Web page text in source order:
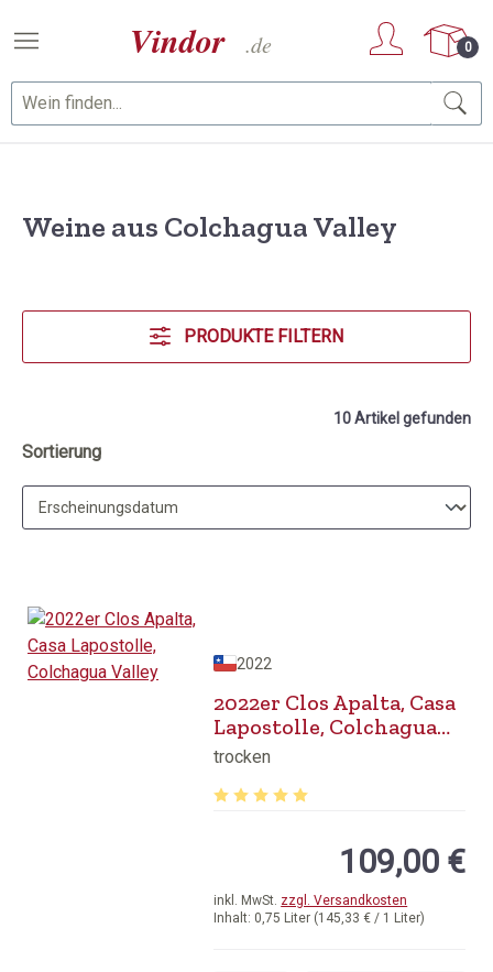
Zum Hauptinhalt springen
0
Weine aus Colchagua Valley
PRODUKTE FILTERN
10 Artikel gefunden
Sortierung
2022
2022er Clos Apalta, Casa
Lapostolle, Colchagua
Valley
trocken
Inhalt: 0,75 Liter (145,33 € / 1 Liter)
inkl. MwSt. zzgl. Versandkosten
109,00 €